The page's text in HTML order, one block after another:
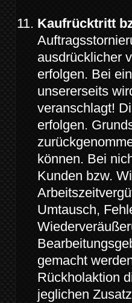
Kaufrücktritt
ausdrücklicher
erfolgen. Bei
unsererseits
veranschlagt!
erfolgen.
können. Bei
Kunden bzw.
Umtausch,
gemacht
Rückholaktion
jeglichen